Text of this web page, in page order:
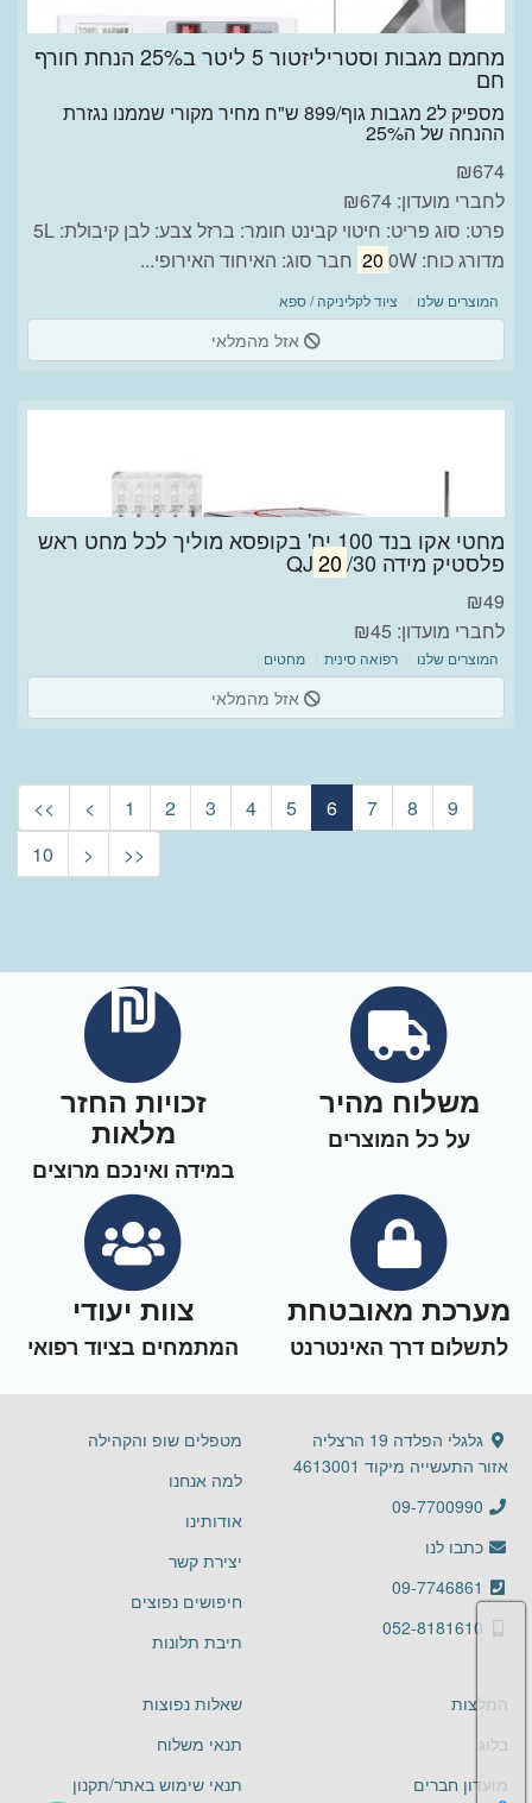
מחמם מגבות וסטריליזטור 5 ליטר ב25% הנחת חורף
חם
מספיק ל2 מגבות גוף/899 ש"ח מחיר מקורי שממנו נגזרת
ההנחה של ה25%
₪674
לחברי מועדון: ₪674
פרט: סוג פריט: חיטוי קבינט חומר: ברזל צבע: לבן קיבולת: 5L
מדורג כוח:
20 0W חבר סוג: האיחוד האירופי...
המוצרים שלנו ציוד לקליניקה / ספא
אזל מהמלאי
מחטי אקו בנד 100 יח' בקופסא מוליך לכל מחט ראש
פלסטיק מידה QJ 20/30
₪49
לחברי מועדון: ₪45
המוצרים שלנו רפואה סינית מחטים
אזל מהמלאי
<< < 1 2 3 4 5 6 7 8
9
10
> >>
משלוח מהיר
על כל המוצרים
זכויות החזר
מלאות
במידה ואינכם מרוצים
מערכת מאובטחת
לתשלום דרך האינטרנט
צוות יעודי
המתמחים בציוד רפואי
גלגלי הפלדה 19 הרצליה
אזור התעשייה מיקוד 4613001
09-7700990
כתבו לנו
09-7746861
052-8181610
מטפלים שופ והקהילה
למה אנחנו
אודותינו
יצירת קשר
חיפושים נפוצים
תיבת תלונות
המלצות
בלוג
מועדון חברים
שאלות נפוצות
תנאי משלוח
תנאי שימוש באתר/תקנון